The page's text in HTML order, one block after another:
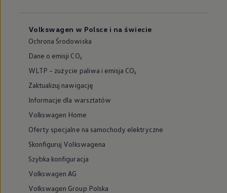
Volkswagen w Polsce i na świecie
Ochrona Środowiska
Dane o emisji CO₂
WLTP – zużycie paliwa i emisja CO₂
Zaktualizuj nawigację
Informacje dla warsztatów
Volkswagen Home
Oferty specjalne na samochody elektryczne
Skonfiguruj Volkswagena
Szybka konfiguracja
Volkswagen AG
Volkswagen Group Polska